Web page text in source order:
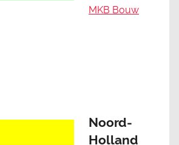
MKB Bouw
Noord-
Holland